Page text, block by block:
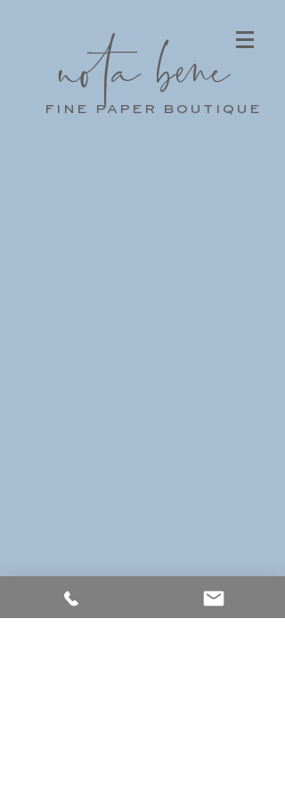
nota bene
fine paper boutique